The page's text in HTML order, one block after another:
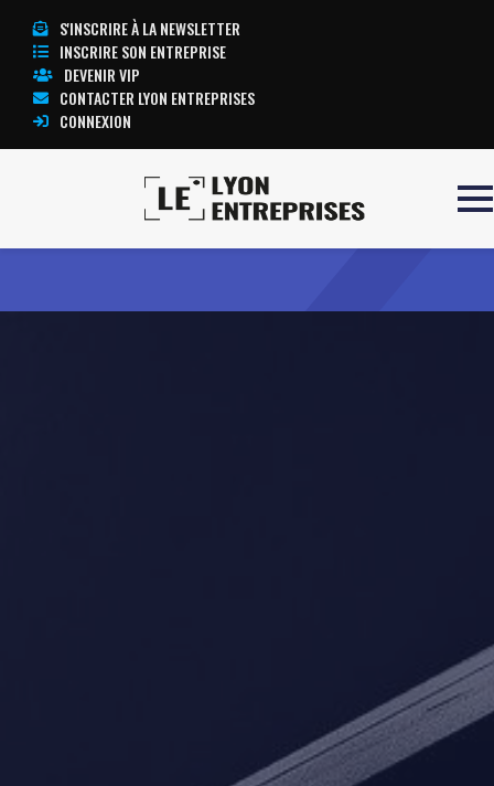
S'INSCRIRE À LA NEWSLETTER
INSCRIRE SON ENTREPRISE
DEVENIR VIP
CONTACTER LYON ENTREPRISES
CONNEXION